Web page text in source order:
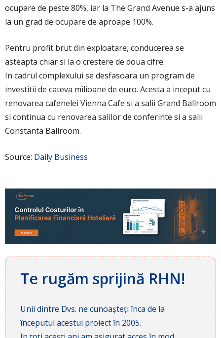
ocupare de peste 80%, iar la The Grand Avenue s-a ajuns
la un grad de ocupare de aproape 100%.
Pentru profit brut din exploatare, conducerea se
asteapta chiar si la o crestere de doua cifre.
In cadrul complexului se desfasoara un program de
investitii de cateva milioane de euro. Acesta a inceput cu
renovarea cafenelei Vienna Cafe si a salii Grand Ballroom
si continua cu renovarea salilor de conferinte si a salii
Constanta Ballroom.
Source: Daily Business
Te rugăm sprijină RHN!
Unii dintre Dvs. ne cunoașteți înca de la
începutul acestui proiect în 2005.